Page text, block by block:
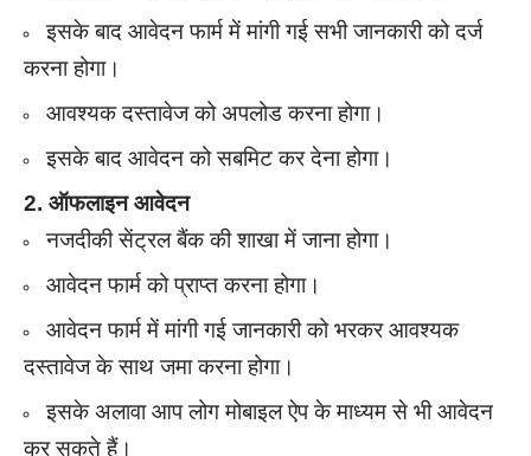
इसके बाद आवेदन फार्म में मांगी गई सभी जानकारी को दर्ज
करना होगा।
आवश्यक दस्तावेज को अपलोड करना होगा।
इसके बाद आवेदन को सबमिट कर देना होगा।
2. ऑफलाइन आवेदन
नजदीकी सेंट्रल बैंक की शाखा में जाना होगा।
आवेदन फार्म को प्राप्त करना होगा।
आवेदन फार्म में मांगी गई जानकारी को भरकर आवश्यक
दस्तावेज के साथ जमा करना होगा।
इसके अलावा आप लोग मोबाइल ऐप के माध्यम से भी आवेदन
कर सकते हैं।